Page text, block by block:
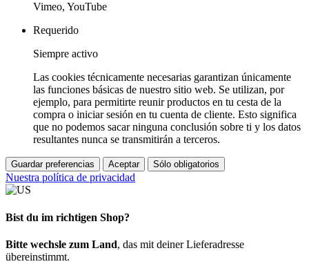
Vimeo, YouTube
Requerido
Siempre activo
Las cookies técnicamente necesarias garantizan únicamente
las funciones básicas de nuestro sitio web. Se utilizan, por
ejemplo, para permitirte reunir productos en tu cesta de la
compra o iniciar sesión en tu cuenta de cliente. Esto significa
que no podemos sacar ninguna conclusión sobre ti y los datos
resultantes nunca se transmitirán a terceros.
Guardar preferencias Aceptar Sólo obligatorios
Nuestra política de privacidad
Bist du im richtigen Shop?
Bitte wechsle zum Land, das mit deiner Lieferadresse
übereinstimmt.